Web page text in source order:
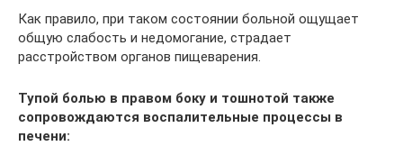
Как правило, при таком состоянии больной ощущает
общую слабость и недомогание, страдает
расстройством органов пищеварения.
Тупой болью в правом боку и тошнотой также
сопровождаются воспалительные процессы в
печени: